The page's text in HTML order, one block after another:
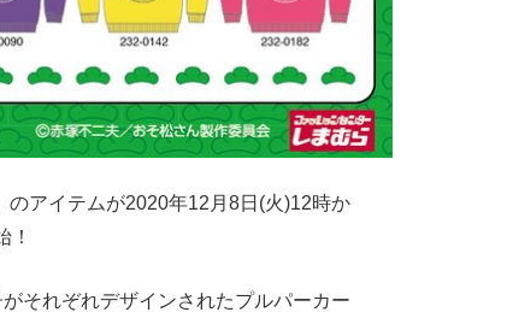
のアイテムが2020年12月8日(火)12時か
！
それぞれデザインされたプルパーカー